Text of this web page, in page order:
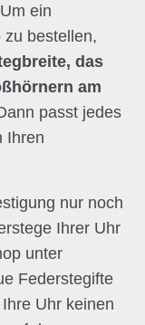
ein
bestellen,
das
am
passt jedes
Ihren
nur noch
Ihrer Uhr
unter
Federstegifte
Uhr keinen